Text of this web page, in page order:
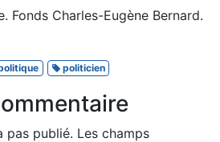
Fonds Charles-Eugène Bernard.
politicien
pas publié. Les champs